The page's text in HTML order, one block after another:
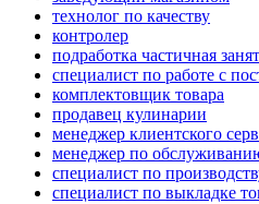
технолог по качеству
контролер
подработка частичная
специалист по работе с
комплектовщик товара
продавец кулинарии
менеджер клиентского
менеджер по
специалист по
специалист по выкладке